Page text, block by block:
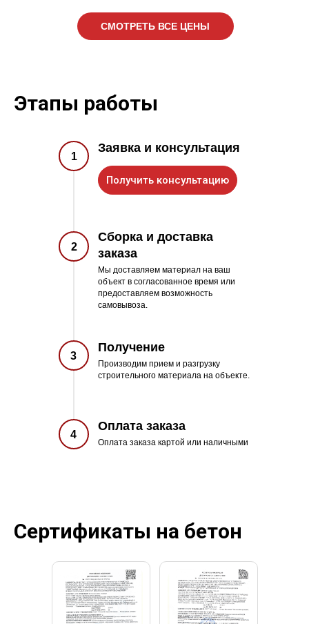
СМОТРЕТЬ ВСЕ ЦЕНЫ
Этапы работы
Сборка и доставка
заказа
Мы доставляем материал на ваш
объект в согласованное время или
предоставляем возможность
самовывоза.
Заявка и консультация
Производим прием и разгрузку
строительного материала на объекте.
Получение
1
2
3
Оплата заказа
Оплата заказа картой или наличными
4
Получить консультацию
Сертификаты на бетон